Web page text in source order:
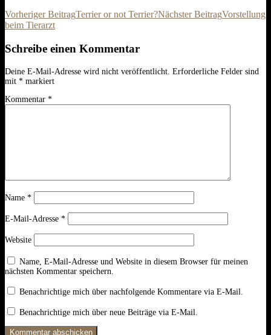
Vorheriger BeitragTerrier or not Terrier?Nächster BeitragVorstellung
beim Tierarzt
Schreibe einen Kommentar
Deine E-Mail-Adresse wird nicht veröffentlicht. Erforderliche Felder sind
mit * markiert
Kommentar *
Name *
E-Mail-Adresse *
Website
Name, E-Mail-Adresse und Website in diesem Browser für meinen
nächsten Kommentar speichern.
Benachrichtige mich über nachfolgende Kommentare via E-Mail.
Benachrichtige mich über neue Beiträge via E-Mail.